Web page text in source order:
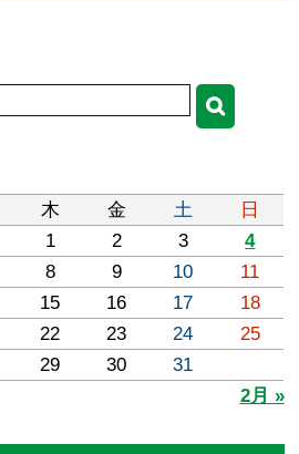
木 金 土
日
1
2 3
4
8 9 10
11
15 16 17
18
22 23 24
25
29 30
31
2月 »